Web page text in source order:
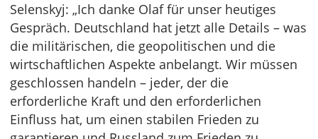
Selenskyj: „Ich danke Olaf für unser heutiges
Gespräch. Deutschland hat jetzt alle Details – was
die militärischen, die geopolitischen und die
wirtschaftlichen Aspekte anbelangt. Wir müssen
geschlossen handeln – jeder, der die
erforderliche Kraft und den erforderlichen
Einfluss hat, um einen stabilen Frieden zu